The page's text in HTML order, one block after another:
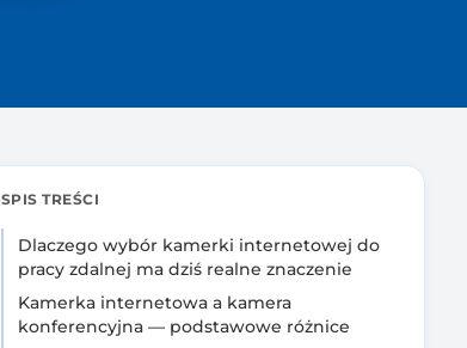
SPIS TREŚCI
Dlaczego wybór kamerki internetowej do
pracy zdalnej ma dziś realne znaczenie
Kamerka internetowa a kamera
konferencyjna — podstawowe różnice